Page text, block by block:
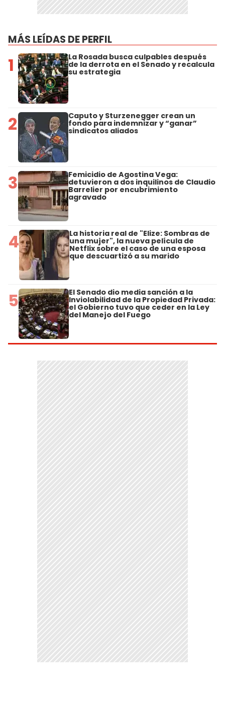
MÁS LEÍDAS DE PERFIL
1 La Rosada busca culpables después
de la derrota en el Senado y recalcula
su estrategia
2 Caputo y Sturzenegger crean un
fondo para indemnizar y “ganar”
sindicatos aliados
3 Femicidio de Agostina Vega:
detuvieron a dos inquilinos de Claudio
Barrelier por encubrimiento
agravado
4 La historia real de "Elize: Sombras de
una mujer", la nueva película de
Netflix sobre el caso de una esposa
que descuartizó a su marido
5 El Senado dio media sanción a la
Inviolabilidad de la Propiedad Privada:
el Gobierno tuvo que ceder en la Ley
del Manejo del Fuego